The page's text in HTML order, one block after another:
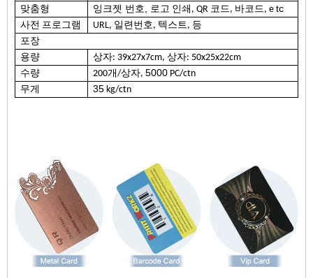
맞춤형
잉크젯 번호, 로고 인쇄, QR 코드, 바코드, e tc
사전 프로그램 URL, 일련번호, 텍스트, 등
포장
용량
상자: 39x27x7cm, 상자: 50x25x22cm
수량
200개/상자, 5000 PC/ctn
무게
35 kg/ctn